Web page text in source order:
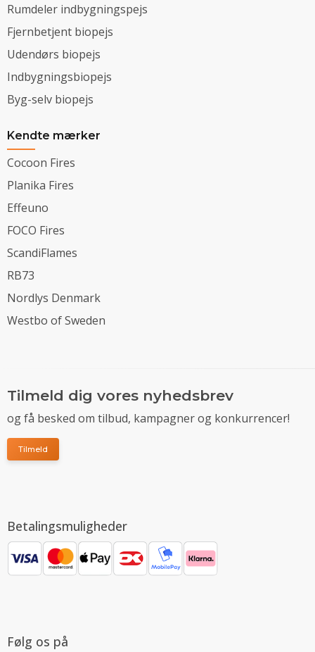
Rumdeler indbygningspejs
Fjernbetjent biopejs
Udendørs biopejs
Indbygningsbiopejs
Byg-selv biopejs
Kendte mærker
Cocoon Fires
Planika Fires
Effeuno
FOCO Fires
ScandiFlames
RB73
Nordlys Denmark
Westbo of Sweden
Tilmeld dig vores nyhedsbrev
og få besked om tilbud, kampagner og konkurrencer!
Tilmeld
Betalingsmuligheder
Følg os på